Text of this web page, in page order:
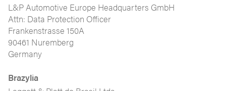
L&P Automotive Europe Headquarters GmbH
Attn: Data Protection Officer
Frankenstrasse 150A
90461 Nuremberg
Germany
Brazylia